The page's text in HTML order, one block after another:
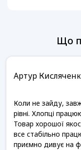
Що
Артур
Коли не зайду,
рівні. Хлопці
Товар хорошої
все стабільно
приємно дивує на